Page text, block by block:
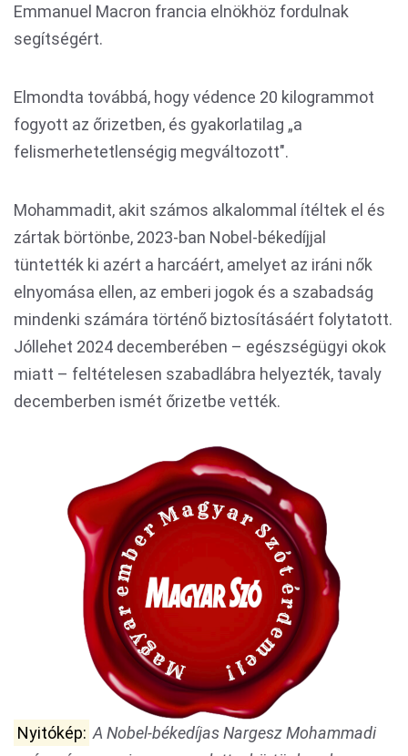
Emmanuel Macron francia elnökhöz fordulnak
segítségért.
Elmondta továbbá, hogy védence 20 kilogrammot
fogyott az őrizetben, és gyakorlatilag „a
felismerhetetlenségig megváltozott".
Mohammadit, akit számos alkalommal ítéltek el és
zártak börtönbe, 2023-ban Nobel-békedíjjal
tüntették ki azért a harcáért, amelyet az iráni nők
elnyomása ellen, az emberi jogok és a szabadság
mindenki számára történő biztosításáért folytatott.
Jóllehet 2024 decemberében – egészségügyi okok
miatt – feltételesen szabadlábra helyezték, tavaly
decemberben ismét őrizetbe vették.
Nyitókép: A Nobel-békedíjas Nargesz Mohammadi